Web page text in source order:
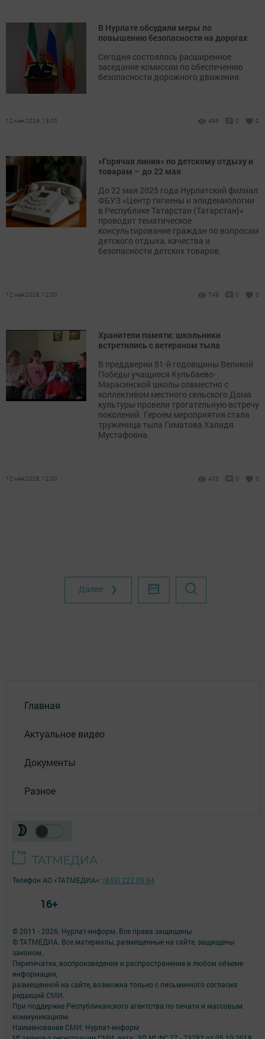
В Нурлате обсудили меры по
повышению безопасности на дорогах
Сегодня состоялось расширенное
заседание комиссии по обеспечению
безопасности дорожного движения.
12 мая 2026, 13:00 498 0 0
«Горячая линия» по детскому отдыху и
товарам – до 22 мая
До 22 мая 2025 года Нурлатский филиал
ФБУЗ «Центр гигиены и эпидемиологии
в Республике Татарстан (Татарстан)»
проводит тематическое
консультирование граждан по вопросам
детского отдыха, качества и
безопасности детских товаров.
12 мая 2026, 12:00 749 0 0
Хранители памяти: школьники
встретились с ветераном тыла
В преддверии 81-й годовщины Великой
Победы учащиеся Кульбаево-
Марасинской школы совместно с
коллективом местного сельского Дома
культуры провели трогательную встречу
поколений. Героем мероприятия стала
труженица тыла Гиматова Халидя
Мустафовна.
12 мая 2026, 12:00 433 0 0
Далее ❯
Главная
Актуальное видео
Документы
Разное
© 2011 - 2026. Нурлат-⁠информ. Все права защищены.
© ТАТМЕДИА. Все материалы, размещенные на сайте, защищены
законом.
Перепечатка, воспроизведение и распространение в любом объеме
информации,
размещенной на сайте, возможна только с письменного согласия
редакций СМИ.
При поддержке Республиканского агентства по печати и массовым
коммуникациям.
Наименование СМИ: Нурлат-⁠информ
Телефон АО «ТАТМЕДИА»: (843) 222 09 84
16+